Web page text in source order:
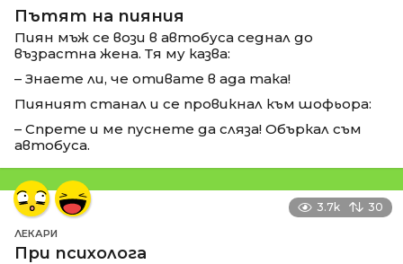
Пътят на пияния
Пиян мъж се вози в автобуса седнал до
възрастна жена. Тя му казва:
– Знаете ли, че отивате в ада така!
Пияният станал и се провикнал към шофьора:
– Спрете и ме пуснете да сляза! Объркал съм
автобуса.
3.7k 30
ЛЕКАРИ
При психолога